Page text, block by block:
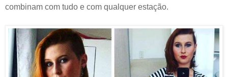
combinam com tudo e com qualquer estação.